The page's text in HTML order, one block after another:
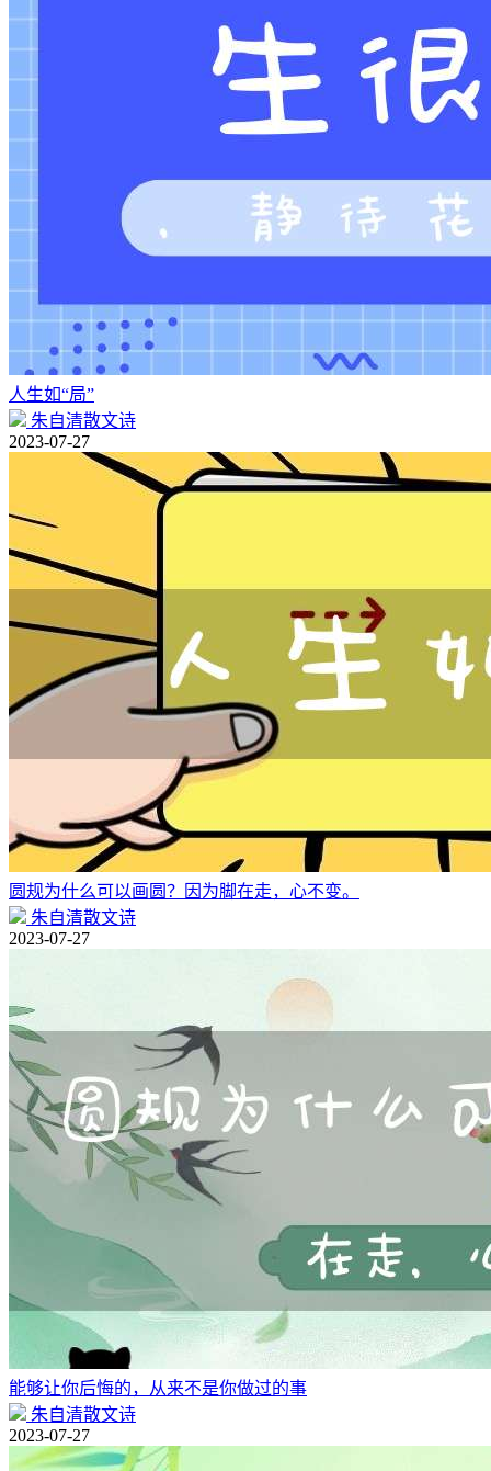
人生如“局”
朱自清散文诗
2023-07-27
圆规为什么可以画圆？因为脚在走，心不变。
朱自清散文诗
2023-07-27
能够让你后悔的，从来不是你做过的事
朱自清散文诗
2023-07-27